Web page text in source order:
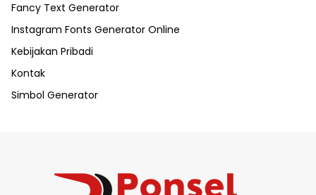
Fancy Text Generator
Instagram Fonts Generator Online
Kebijakan Pribadi
Kontak
Simbol Generator